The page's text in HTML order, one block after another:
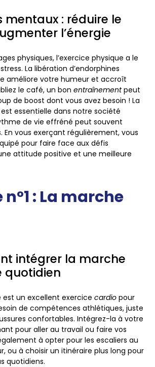
mentaux : réduire le
l’énergie
physiques, l’exercice physique a le
La libération d’endorphines
améliore votre humeur et accroît
le café, un bon entraînementpeut
de boost dont vous avez besoin ! La
essentielle dans notre société
de vie effréné peut souvent
En vous exerçant régulièrement, vous
pour faire face aux défis
attitude positive et une meilleure
n°1 : La marche
intégrer la marche
quotidien
est un excellent exercice cardio pour
de compétences athlétiques, juste
confortables. Intégrez-la à votre
pour aller au travail ou faire vos
à opter pour les escaliers au
ou à choisir un itinéraire plus long pour
quotidiens.